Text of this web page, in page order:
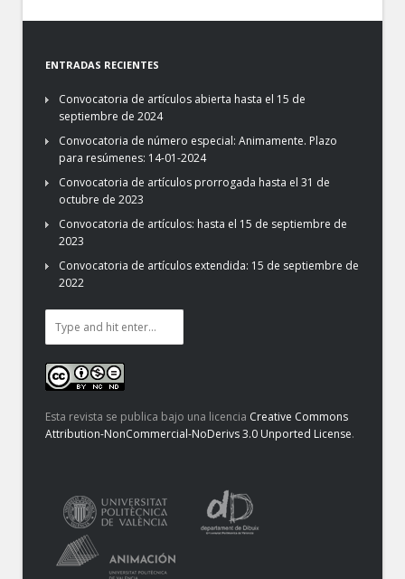
ENTRADAS RECIENTES
Convocatoria de artículos abierta hasta el 15 de
septiembre de 2024
Convocatoria de número especial: Animamente. Plazo
para resúmenes: 14-01-2024
Convocatoria de artículos prorrogada hasta el 31 de
octubre de 2023
Convocatoria de artículos: hasta el 15 de septiembre de
2023
Convocatoria de artículos extendida: 15 de septiembre de
2022
Esta revista se publica bajo una licencia Creative Commons
Attribution-NonCommercial-NoDerivs 3.0 Unported License.